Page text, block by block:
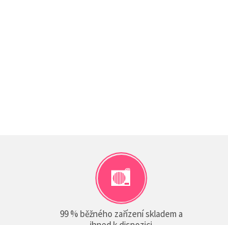
99 % běžného zařízení skladem a